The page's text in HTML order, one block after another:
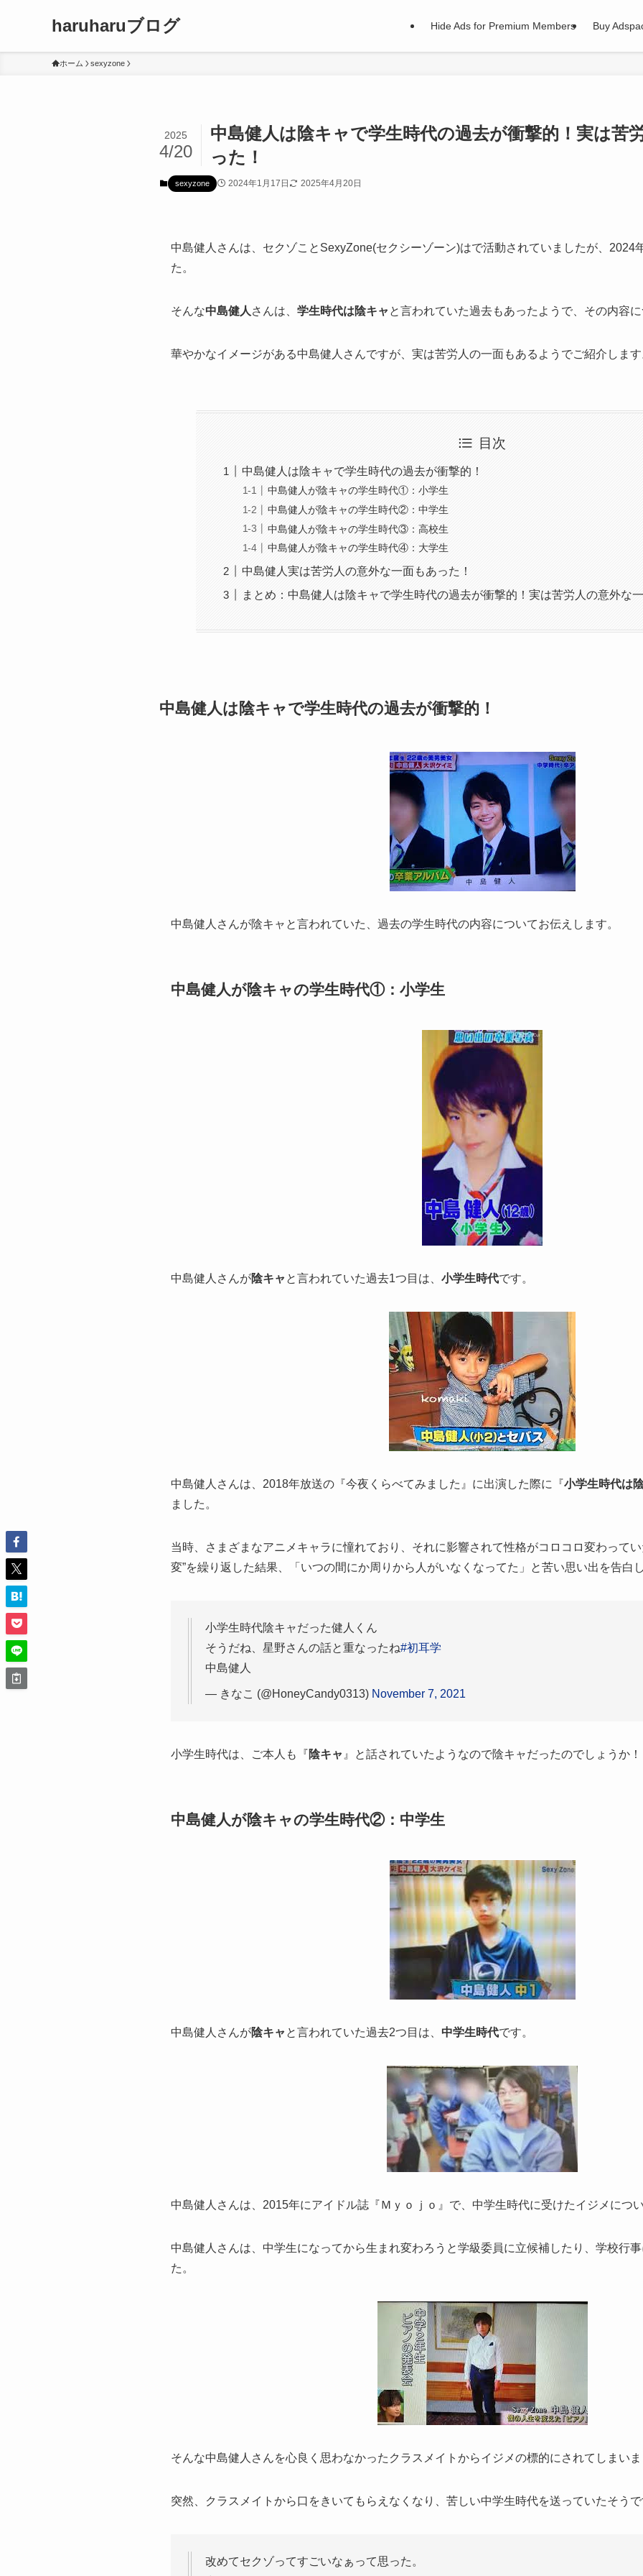
haruharuブログ Hide Ads for Premium Members Buy
ホーム sexyzone
中島健人は陰キャで学生時代の過去が衝撃的！実は苦
った！
2025
4/20
sexyzone 2024年1月17日 2025年4月20日
中島健人さんは、セクゾことSexyZone(セクシーゾーン)はで活動されていましたが、2024
た。
そんな中島健人 さんは、 学生時代は陰キャ と言われていた過去もあったようで、その内容
華やかなイメージがある中島健人さんですが、実は苦労人の一面もあるようでご紹介しま
目次
中島健人は陰キャで学生時代の過去が衝撃的！
中島健人が陰キャの学生時代①：小学生
中島健人が陰キャの学生時代②：中学生
中島健人が陰キャの学生時代③：高校生
中島健人が陰キャの学生時代④：大学生
中島健人実は苦労人の意外な一面もあった！
まとめ：中島健人は陰キャで学生時代の過去が衝撃的！実は苦労人の意外な
中島健人は陰キャで学生時代の過去が衝撃的！
中島健人さんが陰キャと言われていた、過去の学生時代の内容についてお伝えします。
中島健人が陰キャの学生時代①：小学生
中島健人さんが陰キャ と言われていた過去1つ目は、 小学生時代です。
中島健人さんは、2018年放送の『今夜くらべてみました』に出演した際に『小学生時代は
ました。
当時、さまざまなアニメキャラに憧れており、それに影響されて性格がコロコロ変わって
変”を繰り返した結果、「いつの間にか周りから人がいなくなってた」と苦い思い出を告白
小学生時代陰キャだった健人くん
そうだね、星野さんの話と重なったね#初耳学
中島健人
— きなこ (@HoneyCandy0313) November 7, 2021
小学生時代は、ご本人も『陰キャ 』と話されていたようなので陰キャだったのでしょうか
中島健人が陰キャの学生時代②：中学生
中島健人さんが陰キャ と言われていた過去2つ目は、 中学生時代です。
中島健人さんは、2015年にアイドル誌『Ｍｙｏｊｏ』で、中学生時代に受けたイジメにつ
中島健人さんは、中学生になってから生まれ変わろうと学級委員に立候補したり、学校行
た。
そんな中島健人さんを心良く思わなかったクラスメイトからイジメの標的にされてしまい
突然、クラスメイトから口をきいてもらえなくなり、苦しい中学生時代を送っていたそう
改めてセクゾってすごいなぁって思った。